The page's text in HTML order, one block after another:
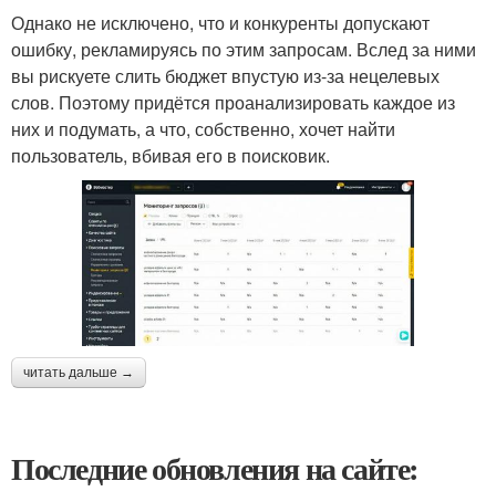
Однако не исключено, что и конкуренты допускают
ошибку, рекламируясь по этим запросам. Вслед за ними
вы рискуете слить бюджет впустую из-за нецелевых
слов. Поэтому придётся проанализировать каждое из
них и подумать, а что, собственно, хочет найти
пользователь, вбивая его в поисковик.
читать дальше →
Последние обновления на сайте: